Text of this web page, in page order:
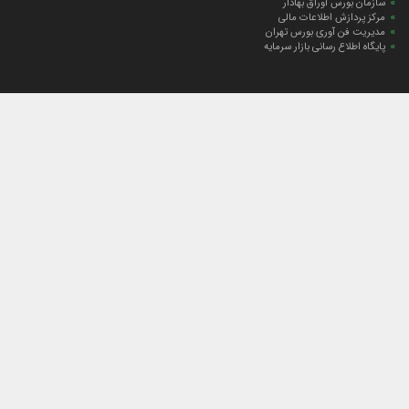
مرکز پردازش اطلاعات مالی
مدیریت فن آوری بورس تهران
پایگاه اطلاع رسانی بازار سرمایه
ارتباط با صندوق